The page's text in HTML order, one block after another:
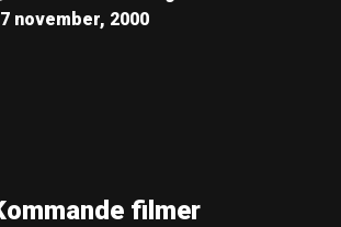
november, 2000
filmer